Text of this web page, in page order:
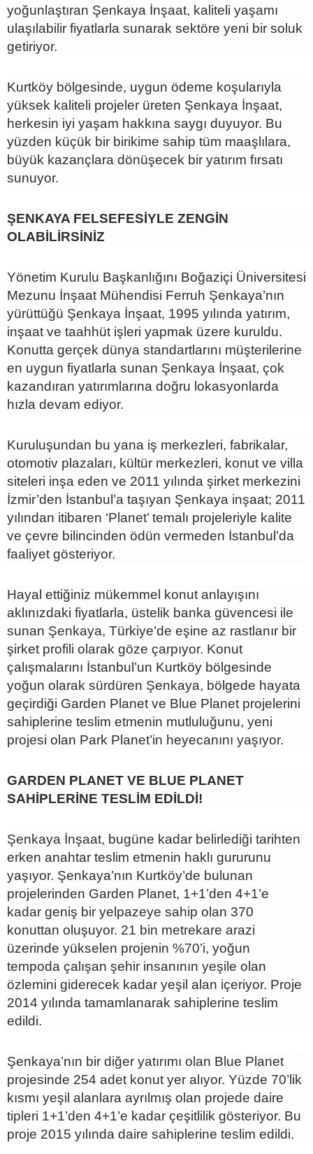
yoğunlaştıran Şenkaya İnşaat, kaliteli yaşamı
ulaşılabilir fiyatlarla sunarak sektöre yeni bir soluk
getiriyor.
Kurtköy bölgesinde, uygun ödeme koşularıyla
yüksek kaliteli projeler üreten Şenkaya İnşaat,
herkesin iyi yaşam hakkına saygı duyuyor. Bu
yüzden küçük bir birikime sahip tüm maaşlılara,
büyük kazançlara dönüşecek bir yatırım fırsatı
sunuyor.
ŞENKAYA FELSEFESİYLE ZENGİN
OLABİLİRSİNİZ
Yönetim Kurulu Başkanlığını Boğaziçi Üniversitesi
Mezunu İnşaat Mühendisi Ferruh Şenkaya’nın
yürüttüğü Şenkaya İnşaat, 1995 yılında yatırım,
inşaat ve taahhüt işleri yapmak üzere kuruldu.
Konutta gerçek dünya standartlarını müşterilerine
en uygun fiyatlarla sunan Şenkaya İnşaat, çok
kazandıran yatırımlarına doğru lokasyonlarda
hızla devam ediyor.
Kuruluşundan bu yana iş merkezleri, fabrikalar,
otomotiv plazaları, kültür merkezleri, konut ve villa
siteleri inşa eden ve 2011 yılında şirket merkezini
İzmir’den İstanbul’a taşıyan Şenkaya inşaat; 2011
yılından itibaren ‘Planet’ temalı projeleriyle kalite
ve çevre bilincinden ödün vermeden İstanbul’da
faaliyet gösteriyor.
Hayal ettiğiniz mükemmel konut anlayışını
aklınızdaki fiyatlarla, üstelik banka güvencesi ile
sunan Şenkaya, Türkiye’de eşine az rastlanır bir
şirket profili olarak göze çarpıyor. Konut
çalışmalarını İstanbul’un Kurtköy bölgesinde
yoğun olarak sürdüren Şenkaya, bölgede hayata
geçirdiği Garden Planet ve Blue Planet projelerini
sahiplerine teslim etmenin mutluluğunu, yeni
projesi olan Park Planet’in heyecanını yaşıyor.
GARDEN PLANET VE BLUE PLANET
SAHİPLERİNE TESLİM EDİLDİ!
Şenkaya İnşaat, bugüne kadar belirlediği tarihten
erken anahtar teslim etmenin haklı gururunu
yaşıyor. Şenkaya’nın Kurtköy’de bulunan
projelerinden Garden Planet, 1+1’den 4+1’e
kadar geniş bir yelpazeye sahip olan 370
konuttan oluşuyor. 21 bin metrekare arazi
üzerinde yükselen projenin %70’i, yoğun
tempoda çalışan şehir insanının yeşile olan
özlemini giderecek kadar yeşil alan içeriyor. Proje
2014 yılında tamamlanarak sahiplerine teslim
edildi.
Şenkaya’nın bir diğer yatırımı olan Blue Planet
projesinde 254 adet konut yer alıyor. Yüzde 70’lik
kısmı yeşil alanlara ayrılmış olan projede daire
tipleri 1+1’den 4+1’e kadar çeşitlilik gösteriyor. Bu
proje 2015 yılında daire sahiplerine teslim edildi.